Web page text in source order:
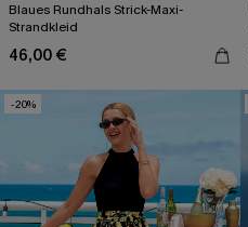
Blaues Rundhals Strick-Maxi-
Strandkleid
46,00 €
-20%